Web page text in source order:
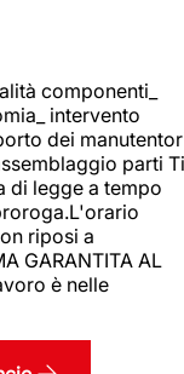
componenti_
intervento
dei
parti Ti
di legge a tempo
riposi a
GARANTITA AL
è nelle